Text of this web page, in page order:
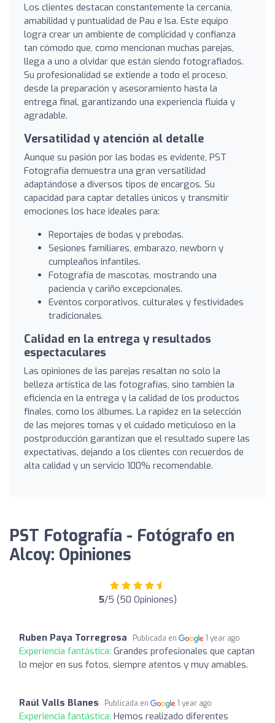
Los clientes destacan constantemente la cercanía,
amabilidad y puntualidad de Pau e Isa. Este equipo
logra crear un ambiente de complicidad y confianza
tan cómodo que, como mencionan muchas parejas,
llega a uno a olvidar que están siendo fotografiados.
Su profesionalidad se extiende a todo el proceso,
desde la preparación y asesoramiento hasta la
entrega final, garantizando una experiencia fluida y
agradable.
Versatilidad y atención al detalle
Aunque su pasión por las bodas es evidente, PST
Fotografía demuestra una gran versatilidad
adaptándose a diversos tipos de encargos. Su
capacidad para captar detalles únicos y transmitir
emociones los hace ideales para:
Reportajes de bodas y prebodas.
Sesiones familiares, embarazo, newborn y
cumpleaños infantiles.
Fotografía de mascotas, mostrando una
paciencia y cariño excepcionales.
Eventos corporativos, culturales y festividades
tradicionales.
Calidad en la entrega y resultados
espectaculares
Las opiniones de las parejas resaltan no solo la
belleza artística de las fotografías, sino también la
eficiencia en la entrega y la calidad de los productos
finales, como los álbumes. La rapidez en la selección
de las mejores tomas y el cuidado meticuloso en la
postproducción garantizan que el resultado supere las
expectativas, dejando a los clientes con recuerdos de
alta calidad y un servicio 100% recomendable.
PST Fotografía - Fotógrafo en
Alcoy: Opiniones
5/5 (50 Opiniones)
Ruben Paya Torregrosa Publicada en 1 year ago
Experiencia fantástica: Grandes profesionales que captan
lo mejor en sus fotos, siempre atentos y muy amables.
Raúl Valls Blanes Publicada en 1 year ago
Experiencia fantástica: Hemos realizado diferentes